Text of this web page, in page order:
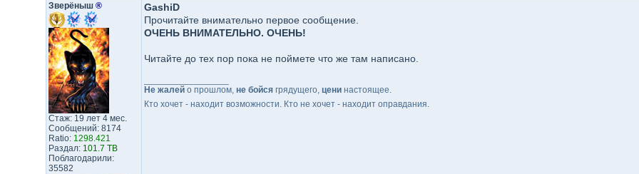
Зверёныш ®
Стаж: 19 лет 4 мес.
Сообщений: 8174
Ratio: 1298.421
Раздал: 101.7 TB
Поблагодарили:
35582
GashiD
Прочитайте внимательно первое сообщение.
ОЧЕНЬ ВНИМАТЕЛЬНО. ОЧЕНЬ!
Читайте до тех пор пока не поймете что же там написано.
Не жалейо прошлом, не бойсягрядущего, ценинастоящее.
Кто хочет - находит возможности. Кто не хочет - находит оправдания.